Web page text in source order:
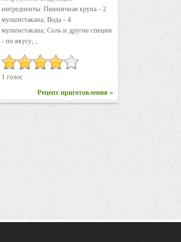
ингредиенты: Пшеничная крупа - 2
мультистакана; Вода - 4
мультистакана; Соль и другие специи
- по вкусу; ;
1 голос
Рецепт приготовления »